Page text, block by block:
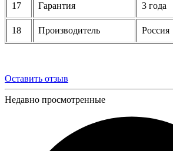
17 Гарантия 3 года
18 Производитель Россия
Оставить отзыв
Недавно просмотренные